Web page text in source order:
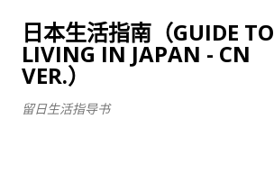
跳至主要内容
日本生活指南（GUIDE TO
LIVING IN JAPAN - CN
VER.）
留日生活指导书